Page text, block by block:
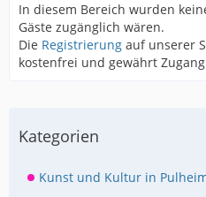
In diesem Bereich wurden
Gäste zugänglich wären.
Die Registrierung auf unserer
kostenfrei und gewährt
Kategorien
Kunst und Kultur in